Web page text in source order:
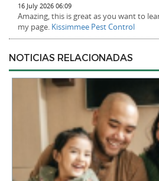
16 July 2026 06:09
Amazing, this is great as you want to
my page. Kissimmee Pest Control
NOTICIAS RELACIONADAS